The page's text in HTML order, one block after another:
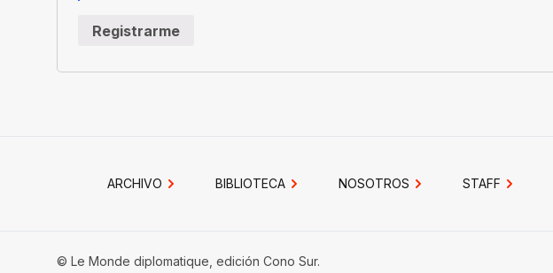
Registrarme
ARCHIVO BIBLIOTECA NOSOTROS STAFF
© Le Monde diplomatique, edición Cono Sur.